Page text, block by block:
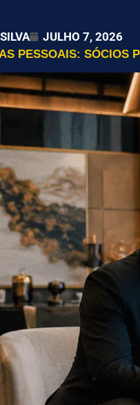
JULHO 7, 2026
PESSOAIS: SÓCIOS